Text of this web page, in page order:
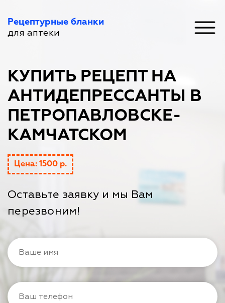
Рецептурные бланки
для аптеки
КУПИТЬ РЕЦЕПТ НА
АНТИДЕПРЕССАНТЫ В
ПЕТРОПАВЛОВСКЕ-
КАМЧАТСКОМ
Цена: 1500 р.
Оставьте заявку и мы Вам
перезвоним!